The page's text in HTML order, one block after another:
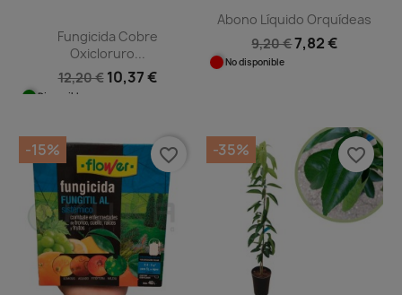
Fungicida Cobre
Oxicloruro...
12,20 € 10,37 €
Disponible
Abono Líquido Orquídeas
9,20 €7,82 €
No disponible
-15% favorite_border -35% favorite_border